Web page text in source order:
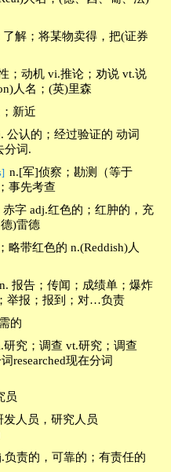
解；将某物卖得，把(证券
；动机 vi.推论；劝说 vt.说
人名；(英)里森
新近
公认的；经过验证的 动词
分词.
n.[军]侦察；勘测（等于
事先考查
字 adj.红色的；红肿的，充
)雷德
略带红色的 n.(Reddish)人
n. 报告；传闻；成绩单；爆炸
举报；报到；对…负责
的
究；调查 vt.研究；调查
researched现在分词
员
发人员，研究人员
负责的，可靠的；有责任的